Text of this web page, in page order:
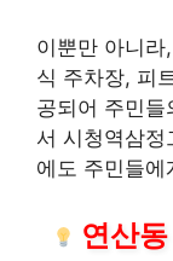
이뿐만 아니
식 주차장, 피
공되어 주민
서 시청역삼
에도 주민들
연산